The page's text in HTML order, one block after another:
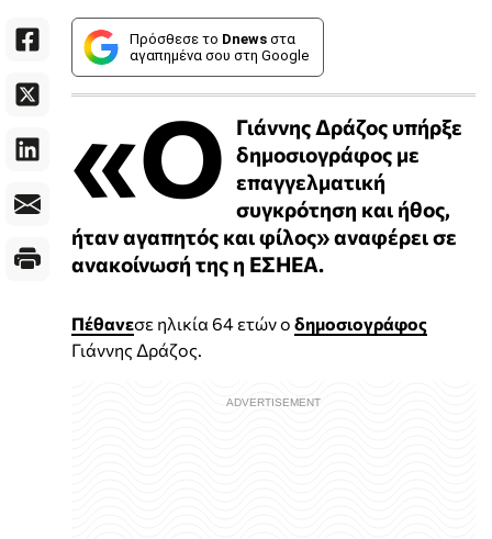
Πρόσθεσε το Dnews στα
αγαπημένα σου στη Google
«Ο Γιάννης Δράζος υπήρξε
δημοσιογράφος με
επαγγελματική
συγκρότηση και ήθος,
ήταν αγαπητός και φίλος» αναφέρει σε
ανακοίνωσή της η ΕΣΗΕΑ.
Πέθανεσε ηλικία 64 ετών ο δημοσιογράφος
Γιάννης Δράζος.